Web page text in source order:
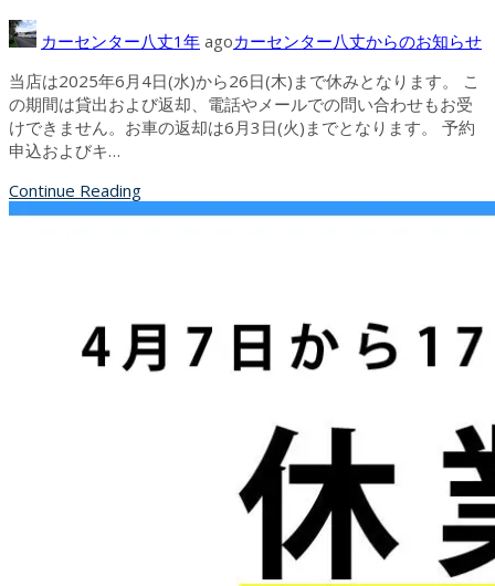
カーセンター八丈1年 agoカーセンター八丈からのお知らせ
当店は2025年6月4日(水)から26日(木)まで休みとなります。 こ
の期間は貸出および返却、電話やメールでの問い合わせもお受
けできません。お車の返却は6月3日(火)までとなります。 予約
申込およびキ…
Continue Reading